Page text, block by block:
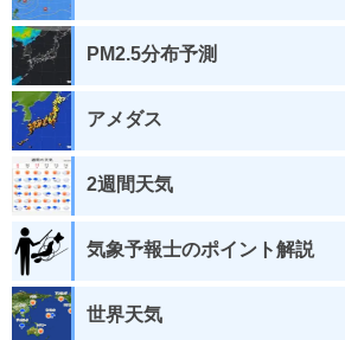
PM2.5分布予測
アメダス
2週間天気
気象予報士のポイント解説
世界天気